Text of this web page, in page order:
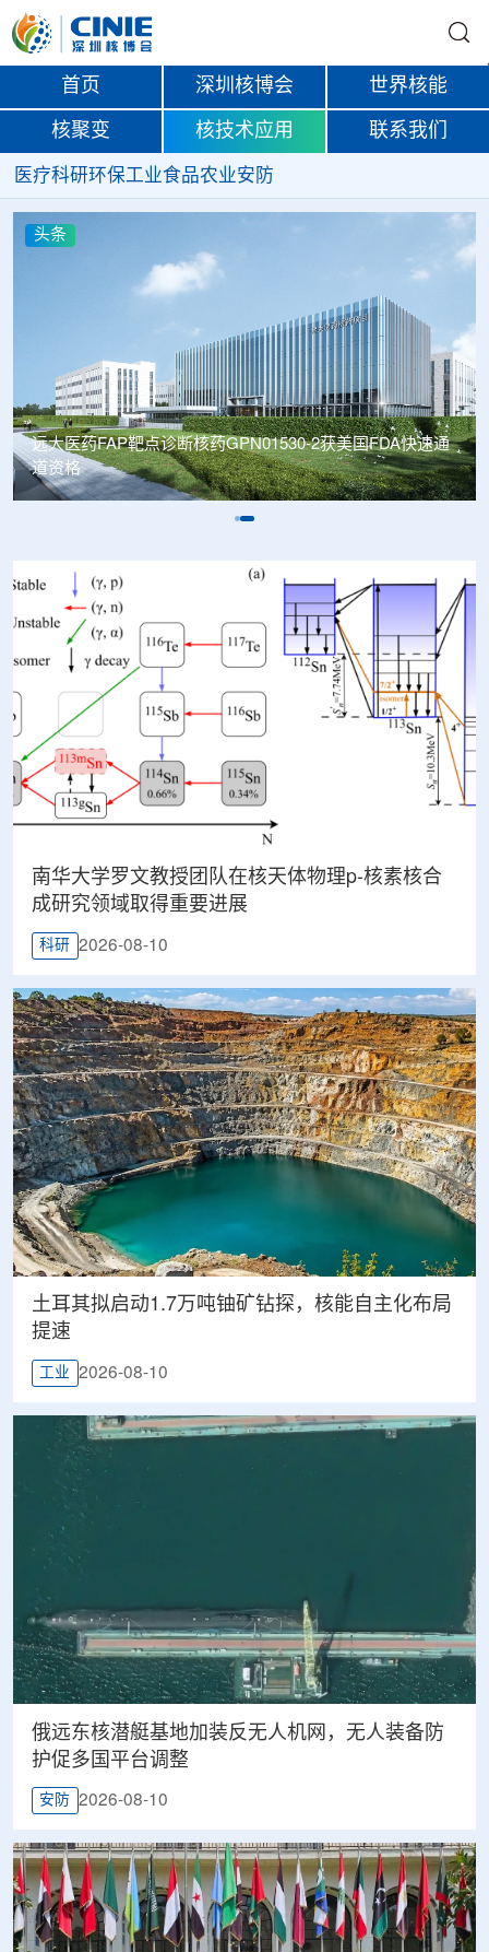
首页 深圳核博会 世界核能
核聚变 核技术应用 联系我们
医疗科研环保工业食品农业安防
头条
远大医药FAP靶点诊断核药GPN01530-2获美国FDA快速通
道资格
南华大学罗文教授团队在核天体物理p-核素核合
成研究领域取得重要进展
科研 2026-08-10
土耳其拟启动1.7万吨铀矿钻探，核能自主化布局
提速
工业 2026-08-10
俄远东核潜艇基地加装反无人机网，无人装备防
护促多国平台调整
安防 2026-08-10